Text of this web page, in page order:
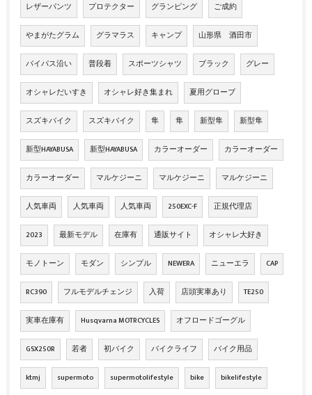
レザーパンツ プロテクター グランピング ご成約
やまがたグラム グラマラス キャンプ 山形県 酒田市
バイパス沿い 普段着 スポーツシャツ ブラック グレー
オシャレだいすき オシャレ好き集まれ 夏用グローブ
スズキバイク スズキバイク 隼 隼 新型隼 新型隼
新型HAYABUSA 新型HAYABUSA カラーオーダー カラーオーダー
カラーオーダー マルケジーニ マルケジーニ マルケジーニ
人気車両 人気車両 人気車両 250EXC-F 正規代理店
2023 最新モデル 在庫有 通販サイト オシャレ大好き
モノトーン モダン シンプル NEWERA ニューエラ CAP
RC390 フルモデルチェンジ 入荷 店頭実車あり TE250
実車在庫有 Husqvarna MOTRCYCLES オフロードゴーグル
GSX250R 若者 初バイク バイクライフ バイク用品
ktmj supermoto supermotolifestyle bike bikelifestyle